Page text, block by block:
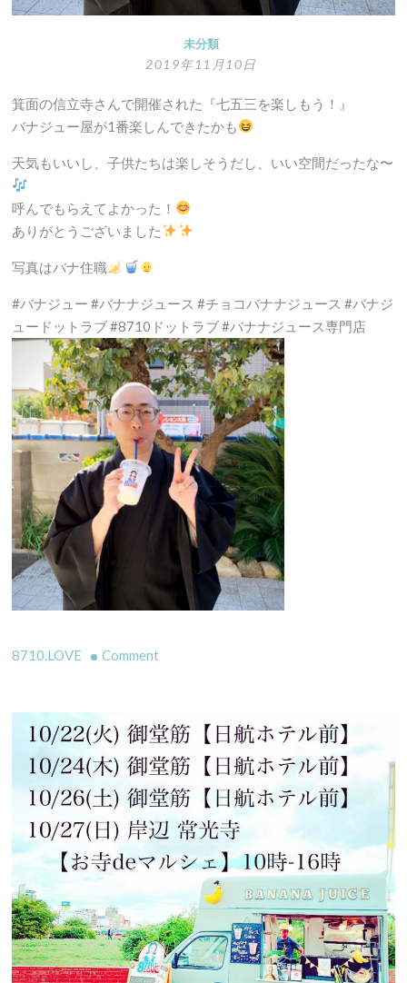
未分類
2019年11月10日
箕面の信立寺さんで開催された『七五三を楽しもう！』
バナジュー屋が1番楽しんできたかも
天気もいいし、子供たちは楽しそうだし、いい空間だったな〜
呼んでもらえてよかった！
ありがとうございました
写真はバナ住職
#バナジュー #バナナジュース #チョコバナナジュース #バナジ
ュードットラブ #8710ドットラブ #バナナジュース専門店
8710.LOVE Commenton